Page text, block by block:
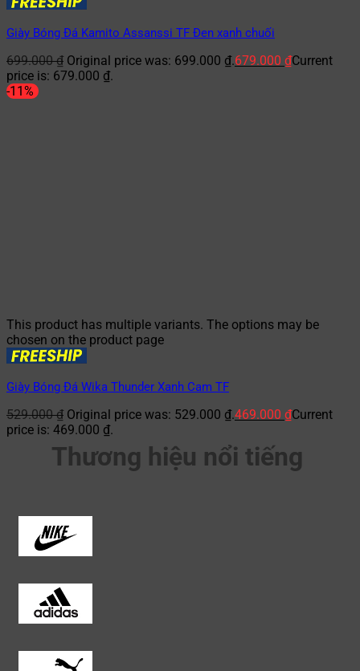
Giày Bóng Đá Kamito Assanssi TF Đen xanh chuối
699.000₫ Original price was: 699.000 ₫.679.000 ₫Current
price is: 679.000 ₫.
-11%
This product has multiple variants. The options may be
chosen on the product page
Giày Bóng Đá Wika Thunder Xanh Cam TF
529.000₫ Original price was: 529.000 ₫.469.000 ₫Current
price is: 469.000 ₫.
Thương hiệu nổi tiếng